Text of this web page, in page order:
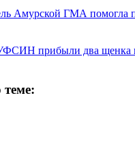
Амурской ГМА помогла
прибыли два щенка